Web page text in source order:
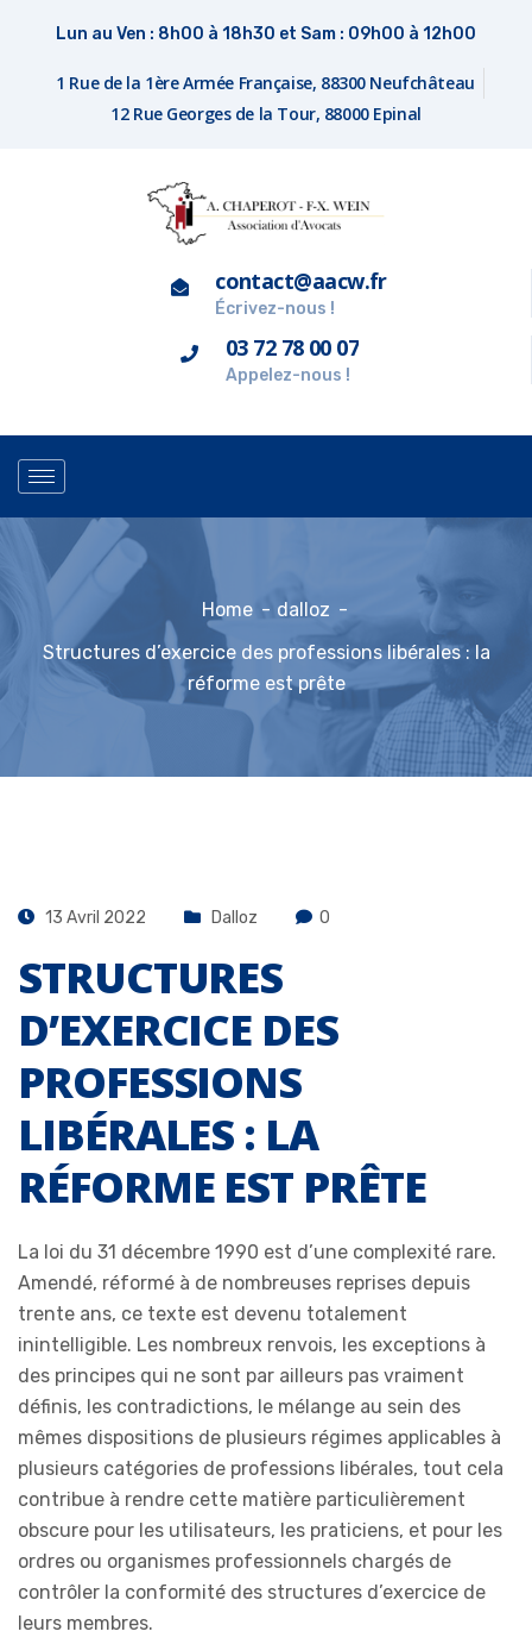
Lun au Ven : 8h00 à 18h30 et Sam : 09h00 à 12h00
1 Rue de la 1ère Armée Française, 88300 Neufchâteau
12 Rue Georges de la Tour, 88000 Epinal
contact@aacw.fr
Écrivez-nous !
03 72 78 00 07
Appelez-nous !
Home
dalloz
Structures d’exercice des professions libérales : la
réforme est prête
13 Avril 2022 Dalloz 0
STRUCTURES
D’EXERCICE DES
PROFESSIONS
LIBÉRALES : LA
RÉFORME EST PRÊTE
La loi du 31 décembre 1990 est d’une complexité rare.
Amendé, réformé à de nombreuses reprises depuis
trente ans, ce texte est devenu totalement
inintelligible. Les nombreux renvois, les exceptions à
des principes qui ne sont par ailleurs pas vraiment
définis, les contradictions, le mélange au sein des
mêmes dispositions de plusieurs régimes applicables à
plusieurs catégories de professions libérales, tout cela
contribue à rendre cette matière particulièrement
obscure pour les utilisateurs, les praticiens, et pour les
ordres ou organismes professionnels chargés de
contrôler la conformité des structures d’exercice de
leurs membres.